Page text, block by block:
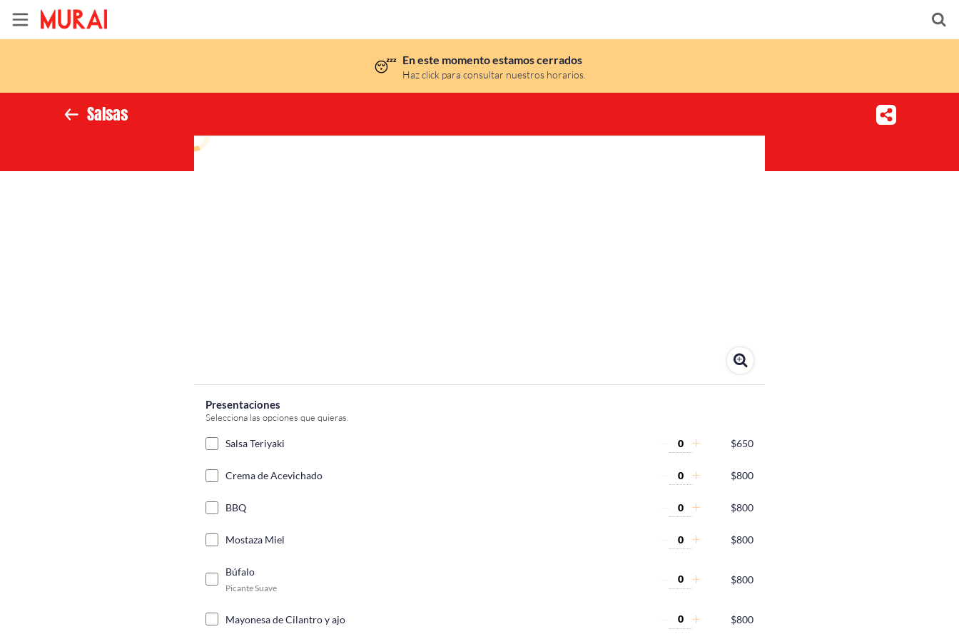
Instagram
😴 En este momento estamos cerrados
Haz click para consultar nuestros horarios.
Salsas
Presentaciones
Selecciona las opciones que quieras.
Salsa Teriyaki $650
Crema de Acevichado $800
BBQ $800
Mostaza Miel $800
Búfalo
Picante Suave
$800
Mayonesa de Cilantro y ajo $800